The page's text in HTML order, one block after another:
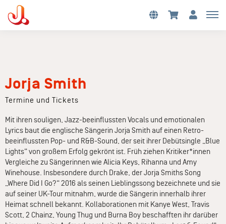
Jorja Smith
Termine und Tickets
Mit ihren souligen, Jazz-beeinflussten Vocals und emotionalen
Lyrics baut die englische Sängerin Jorja Smith auf einen Retro-
beeinflussten Pop- und R&B-Sound, der seit ihrer Debütsingle „Blue
Lights“ von großem Erfolg gekrönt ist. Früh ziehen Kritiker*innen
Vergleiche zu Sängerinnen wie Alicia Keys, Rihanna und Amy
Winehouse. Insbesondere durch Drake, der Jorja Smiths Song
„Where Did I Go?“ 2016 als seinen Lieblingssong bezeichnete und sie
auf seiner UK-Tour mitnahm, wurde die Sängerin innerhalb ihrer
Heimat schnell bekannt. Kollaborationen mit Kanye West, Travis
Scott, 2 Chainz, Young Thug und Burna Boy beschafften ihr darüber